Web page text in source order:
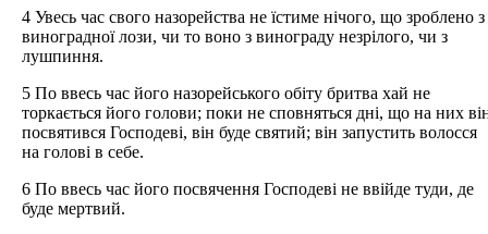
4 Увесь час свого назорейства не їстиме нічого, що зроблено з
виноградної лози, чи то воно з винограду незрілого, чи з
лушпиння.
5 По ввесь час його назорейського обіту бритва хай не
торкається його голови; поки не сповняться дні, що на них
посвятився Господеві, він буде святий; він запустить волосся
на голові в себе.
6 По ввесь час його посвячення Господеві не ввійде туди, де
буде мертвий.